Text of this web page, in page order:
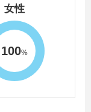
女性
100%